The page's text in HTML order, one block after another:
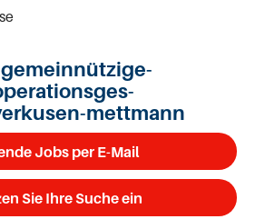
mettmann
Jobs per E-Mail
Sie Ihre Suche ein